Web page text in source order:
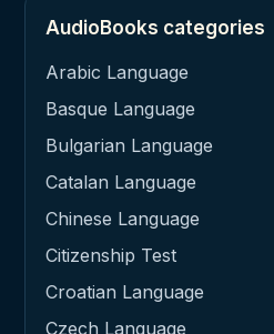
AudioBooks categories
Arabic Language
Basque Language
Bulgarian Language
Catalan Language
Chinese Language
Citizenship Test
Croatian Language
Czech Language